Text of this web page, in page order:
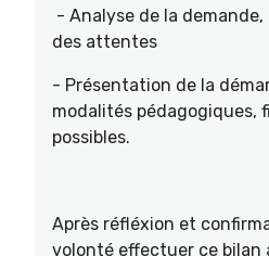
- Analyse de la
des attentes
- Présentation de la
modalités pédagogiques,
possibles.
Après réfléxion et
volonté effectuer ce bilan